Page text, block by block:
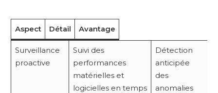
Aspect Détail Avantage
Surveillance
proactive
Suivi des
performances
matérielles et
logicielles en temps
Détection
anticipée
des
anomalies